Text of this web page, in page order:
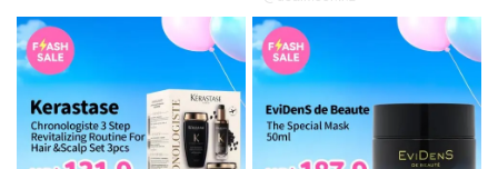
大牌秒杀 大牌秒杀